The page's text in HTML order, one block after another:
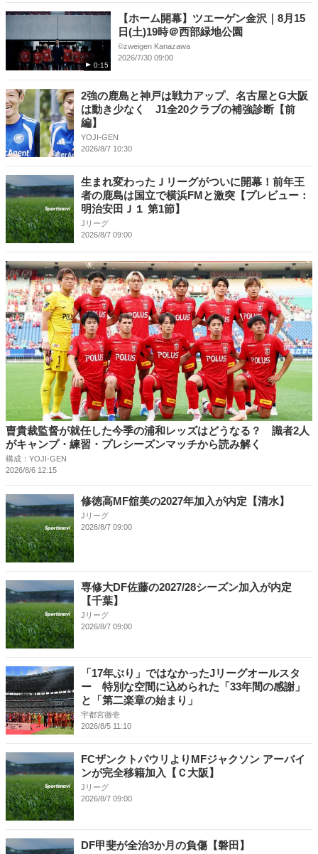
0:15
【ホーム開幕】ツエーゲン金沢｜8月15
日(土)19時＠西部緑地公園
©︎zweigen Kanazawa
2026/7/30 09:00
2強の鹿島と神戸は戦力アップ、名古屋とG大阪
は動き少なく J1全20クラブの補強診断【前
編】
YOJI-GEN
2026/8/7 10:30
生まれ変わったＪリーグがついに開幕！前年王
者の鹿島は国立で横浜FMと激突【プレビュー：
明治安田Ｊ１ 第1節】
Jリーグ
2026/8/7 09:00
曺貴裁監督が就任した今季の浦和レッズはどうなる？ 識者2人
がキャンプ・練習・プレシーズンマッチから読み解く
構成：YOJI-GEN
2026/8/6 12:15
修徳高MF舘美の2027年加入が内定【清水】
Jリーグ
2026/8/7 09:00
専修大DF佐藤の2027/28シーズン加入が内定
【千葉】
Jリーグ
2026/8/7 09:00
「17年ぶり」ではなかったJリーグオールスタ
ー 特別な空間に込められた「33年間の感謝」
と「第二楽章の始まり」
宇都宮徹壱
2026/8/5 11:10
FCザンクトパウリよりMFジャクソン アーバイ
ンが完全移籍加入【Ｃ大阪】
Jリーグ
2026/8/7 09:00
DF甲斐が全治3か月の負傷【磐田】